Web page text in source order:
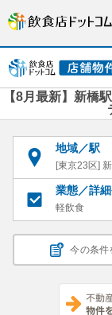
【8月最新】新橋
地域／駅
[東京23区]
業態／詳
軽飲食
今の条件